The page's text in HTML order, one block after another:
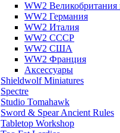
WW2
WW2 Германия
WW2 Италия
WW2 СССР
WW2 США
WW2 Франция
Аксессуары
Shieldwolf Miniatures
Spectre
Studio Tomahawk
Sword & Spear Ancient Rules
Tabletop Workshop